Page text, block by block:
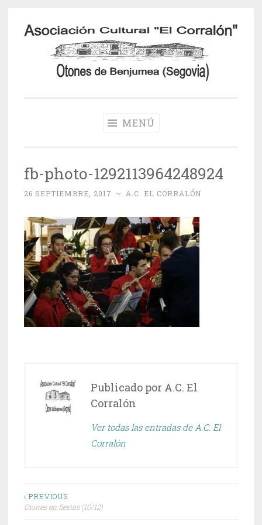
Saltar
contenido
MENÚ
fb-photo-1292113964248924
26 SEPTIEMBRE, 2017 ~ A.C. EL CORRALÓN
Publicado por A.C. El
Corralón
Ver todas las entradas de A.C. El
Corralón
Navegación
‹ PREVIOUS
Otones en fiestas (10/12)